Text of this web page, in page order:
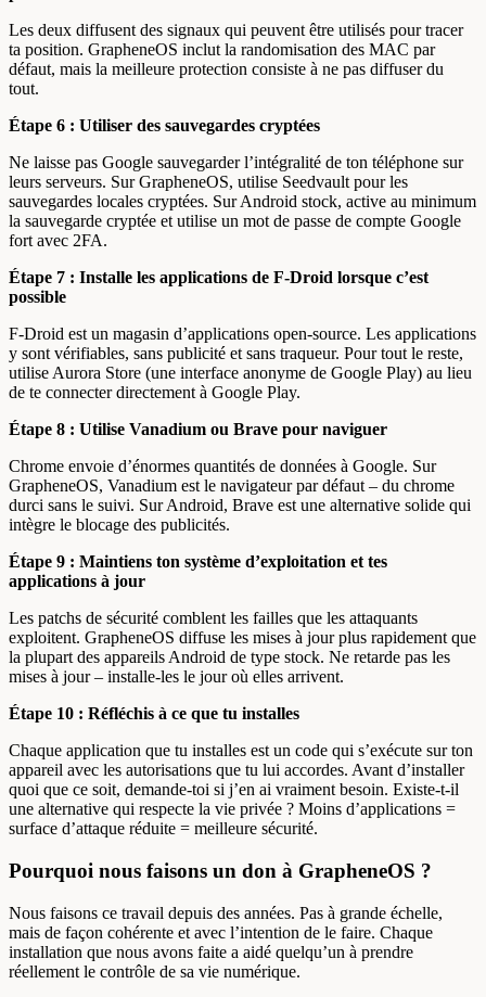
Les deux diffusent des signaux qui peuvent être utilisés pour tracer
ta position. GrapheneOS inclut la randomisation des MAC par
défaut, mais la meilleure protection consiste à ne pas diffuser du
tout.
Étape 6 : Utiliser des sauvegardes cryptées
Ne laisse pas Google sauvegarder l’intégralité de ton téléphone sur
leurs serveurs. Sur GrapheneOS, utilise Seedvault pour les
sauvegardes locales cryptées. Sur Android stock, active au minimum
la sauvegarde cryptée et utilise un mot de passe de compte Google
fort avec 2FA.
Étape 7 : Installe les applications de F-Droid lorsque c’est
possible
F-Droid est un magasin d’applications open-source. Les applications
y sont vérifiables, sans publicité et sans traqueur. Pour tout le reste,
utilise Aurora Store (une interface anonyme de Google Play) au lieu
de te connecter directement à Google Play.
Étape 8 : Utilise Vanadium ou Brave pour naviguer
Chrome envoie d’énormes quantités de données à Google. Sur
GrapheneOS, Vanadium est le navigateur par défaut – du chrome
durci sans le suivi. Sur Android, Brave est une alternative solide qui
intègre le blocage des publicités.
Étape 9 : Maintiens ton système d’exploitation et tes
applications à jour
Les patchs de sécurité comblent les failles que les attaquants
exploitent. GrapheneOS diffuse les mises à jour plus rapidement que
la plupart des appareils Android de type stock. Ne retarde pas les
mises à jour – installe-les le jour où elles arrivent.
Étape 10 : Réfléchis à ce que tu installes
Chaque application que tu installes est un code qui s’exécute sur ton
appareil avec les autorisations que tu lui accordes. Avant d’installer
quoi que ce soit, demande-toi si j’en ai vraiment besoin. Existe-t-il
une alternative qui respecte la vie privée ? Moins d’applications =
surface d’attaque réduite = meilleure sécurité.
Pourquoi nous faisons un don à GrapheneOS ?
Nous faisons ce travail depuis des années. Pas à grande échelle,
mais de façon cohérente et avec l’intention de le faire. Chaque
installation que nous avons faite a aidé quelqu’un à prendre
réellement le contrôle de sa vie numérique.